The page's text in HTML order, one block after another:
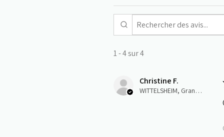
1 - 4 sur 4
Christine F.
WITTELSHEIM, Grand-Est